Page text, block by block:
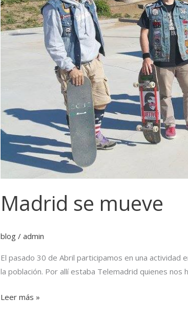
Madrid se mueve
blog /admin
El pasado 30 de Abril participamos en una actividad
la población. Por allí estaba Telemadrid quienes
Leer más »